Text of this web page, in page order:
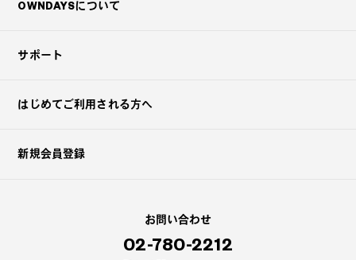
OWNDAYSについて
サポート
はじめてご利用される方へ
新規会員登録
お問い合わせ
02-780-2212